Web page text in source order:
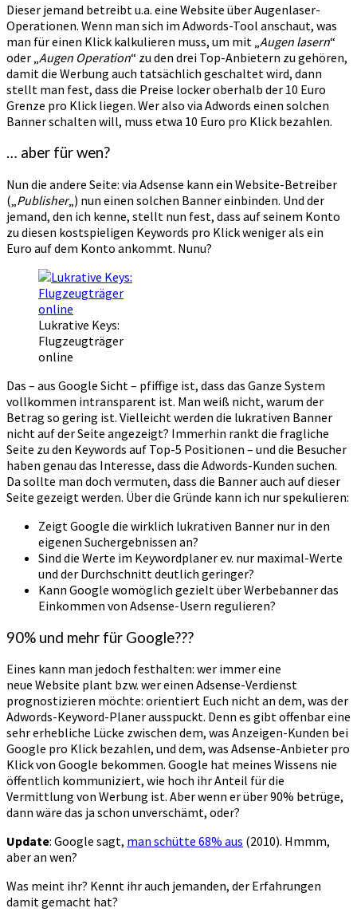
Dieser jemand betreibt u.a. eine Website über Augenlaser-
Operationen. Wenn man sich im Adwords-Tool anschaut, was
man für einen Klick kalkulieren muss, um mit „ Augen lasern“
oder „ Augen Operation“ zu den drei Top-Anbietern zu gehören,
damit die Werbung auch tatsächlich geschaltet wird, dann
stellt man fest, dass die Preise locker oberhalb der 10 Euro
Grenze pro Klick liegen. Wer also via Adwords einen solchen
Banner schalten will, muss etwa 10 Euro pro Klick bezahlen.
… aber für wen?
Nun die andere Seite: via Adsense kann ein Website-Betreiber
(„Publisher„) nun einen solchen Banner einbinden. Und der
jemand, den ich kenne, stellt nun fest, dass auf seinem Konto
zu diesen kostspieligen Keywords pro Klick weniger als ein
Euro auf dem Konto ankommt. Nunu?
Lukrative Keys:
Flugzeugträger
online
Das – aus Google Sicht – pfiffige ist, dass das Ganze System
vollkommen intransparent ist. Man weiß nicht, warum der
Betrag so gering ist. Vielleicht werden die lukrativen Banner
nicht auf der Seite angezeigt? Immerhin rankt die fragliche
Seite zu den Keywords auf Top-5 Positionen – und die Besucher
haben genau das Interesse, dass die Adwords-Kunden suchen.
Da sollte man doch vermuten, dass die Banner auch auf dieser
Seite gezeigt werden. Über die Gründe kann ich nur spekulieren:
Zeigt Google die wirklich lukrativen Banner nur in den
eigenen Suchergebnissen an?
Sind die Werte im Keywordplaner ev. nur maximal-Werte
und der Durchschnitt deutlich geringer?
Kann Google womöglich gezielt über Werbebanner das
Einkommen von Adsense-Usern regulieren?
90% und mehr für Google???
Eines kann man jedoch festhalten: wer immer eine
neue Website plant bzw. wer einen Adsense-Verdienst
prognostizieren möchte: orientiert Euch nicht an dem, was der
Adwords-Keyword-Planer ausspuckt. Denn es gibt offenbar eine
sehr erhebliche Lücke zwischen dem, was Anzeigen-Kunden bei
Google pro Klick bezahlen, und dem, was Adsense-Anbieter pro
Klick von Google bekommen. Google hat meines Wissens nie
öffentlich kommuniziert, wie hoch ihr Anteil für die
Vermittlung von Werbung ist. Aber wenn er über 90% betrüge,
dann wäre das ja schon unverschämt, oder?
Update: Google sagt, man schütte 68% aus (2010). Hmmm,
aber an wen?
Was meint ihr? Kennt ihr auch jemanden, der Erfahrungen
damit gemacht hat?